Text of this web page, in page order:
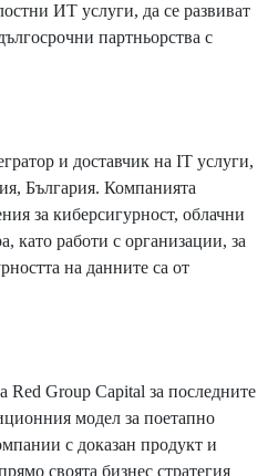
ИТ услуги, да се развиват
партньорства с
и доставчик на IT услуги,
България. Компанията
за киберсигурност, облачни
като работи с организации, за
на данните са от
Red Group Capital за последните
модел за поетапно
с доказан продукт и
своята бизнес стратегия